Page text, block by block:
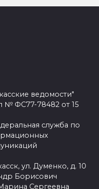
ведомости"
№ ФС77-78482 от 15
служба по
ул. Думенко, д. 10
Борисович
Сергеевна